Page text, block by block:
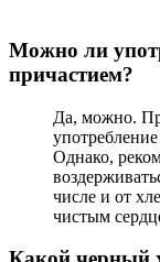
Можно ли
причастием?
Да, можно.
Однако,
числе и от
чистым